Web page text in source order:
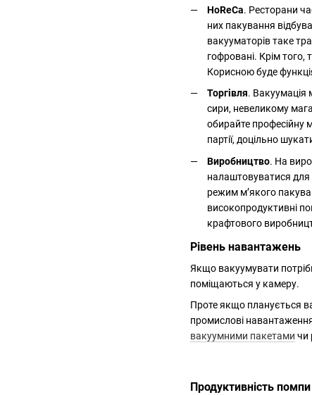
HoReCa. Ресторани
них пакування
вакууматорів таке
гофровані. Крім
Корисною буде
Торгівля. Вакуумація
сири, невеликому
обирайте професійну
партії, доцільно
Виробництво. На
налаштовуватися для
режим м’якого
високопродуктивні
крафтового
Рівень навантажень
Якщо вакуумувати
поміщаються у камеру.
Проте якщо планується
промислові
вакуумними пакетами чи
Продуктивність помпи